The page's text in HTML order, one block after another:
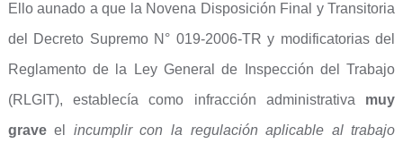
Ello aunado a que la Novena Disposición Final y Transitoria
del Decreto Supremo N° 019-2006-TR y modificatorias del
Reglamento de la Ley General de Inspección del Trabajo
(RLGIT), establecía como infracción administrativa muy
graveel incumplir con la regulación aplicable al trabajo